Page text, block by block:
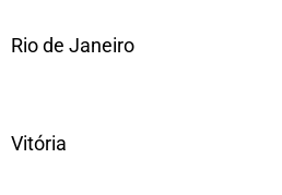
Rio de Janeiro
Vitória